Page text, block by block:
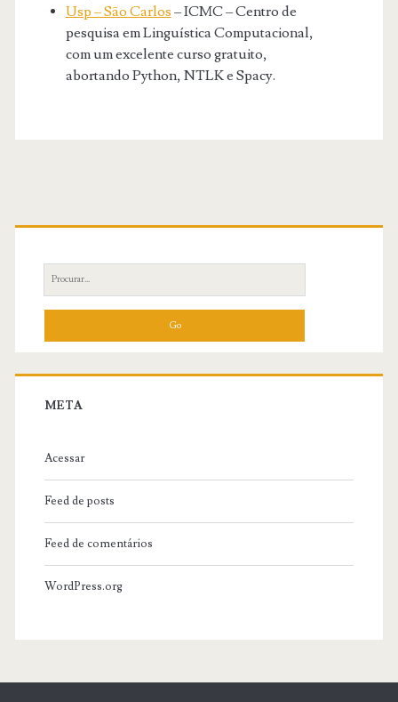
Usp – São Carlos – ICMC – Centro de
pesquisa em Linguística Computacional,
com um excelente curso gratuito,
abortando Python, NTLK e Spacy.
Primary
Sidebar
Search
for:
META
Acessar
Feed de posts
Feed de comentários
WordPress.org